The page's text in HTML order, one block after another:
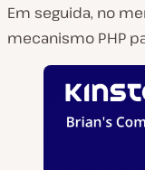
Em seguida, no
mecanismo PHP